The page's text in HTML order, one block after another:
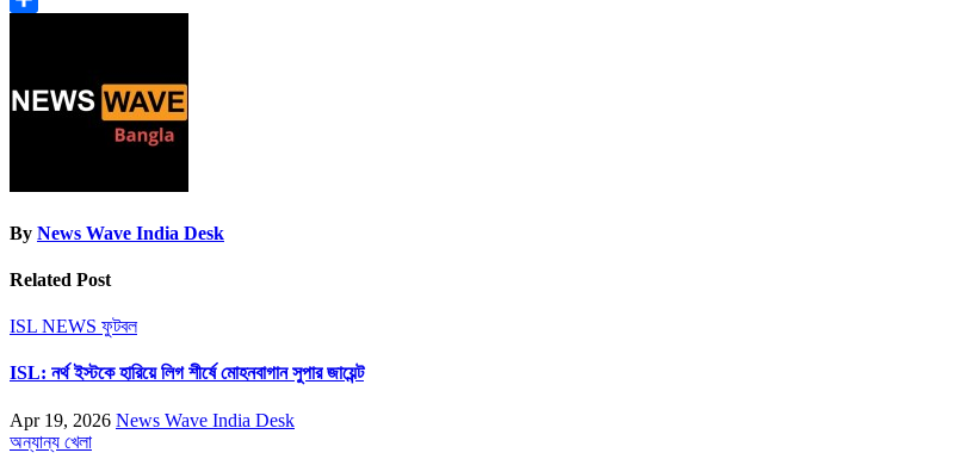
By News Wave India Desk
Related Post
ISL NEWS ফুটবল
ISL: নর্থ ইস্টকে হারিয়ে লিগ শীর্ষে মোহনবাগান সুপার জায়েন্ট
Apr 19, 2026 News Wave India Desk
অন্যান্য খেলা